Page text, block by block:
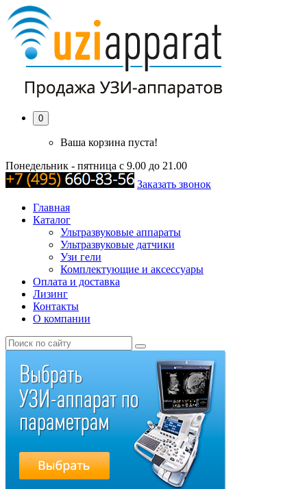
0
Ваша корзина пуста!
Понедельник - пятница с 9.00 до 21.00
Заказать звонок
Главная
Каталог
Ультразвуковые аппараты
Ультразвуковые датчики
Узи гели
Комплектующие и аксессуары
Оплата и доставка
Лизинг
Контакты
О компании